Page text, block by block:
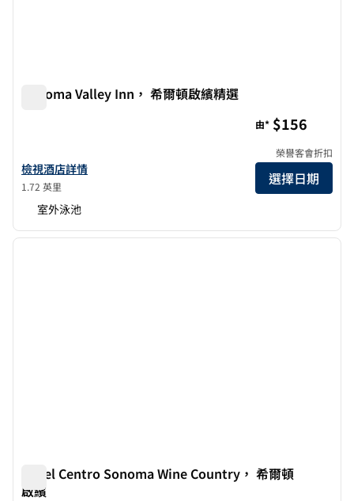
Sonoma Valley Inn， 希爾頓啟繽精選
查看希爾頓啟繽精選精選酒店索諾瑪谷酒店詳情
檢視酒店詳情
1.72 英里
由* $156
榮譽客會折扣
選擇日期
室外泳池
1/12
第 1 頁，共 12 頁
下一
Hotel Centro Sonoma Wine Country， 希爾頓
啟繽